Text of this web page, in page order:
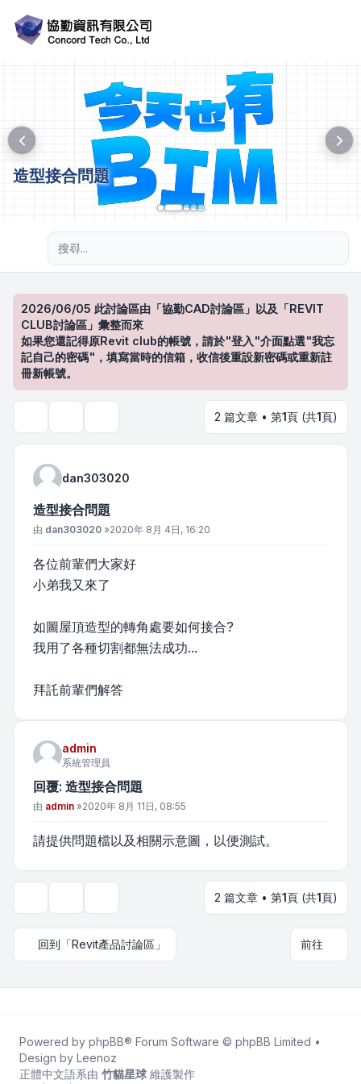
造型接合問題
2026/06/05 此討論區由「協勤CAD討論區」以及「REVIT
CLUB討論區」彙整而來
如果您還記得原Revit club的帳號，請於"登入"介面點選"我忘
記自己的密碼"，填寫當時的信箱，收信後重設新密碼或重新註
冊新帳號。
2 篇文章 • 第1頁 (共1頁)
dan303020
造型接合問題
文章
由 dan303020 »2020年 8月 4日, 16:20
各位前輩們大家好
小弟我又來了
如圖屋頂造型的轉角處要如何接合?
我用了各種切割都無法成功...
拜託前輩們解答
admin
系統管理員
回覆: 造型接合問題
文章
由 admin »2020年 8月 11日, 08:55
請提供問題檔以及相關示意圖，以便測試。
2 篇文章 • 第1頁 (共1頁)
回到「Revit產品討論區」 前往
Powered by phpBB® Forum Software © phpBB Limited •
Design by Leenoz
正體中文語系由 竹貓星球 維護製作